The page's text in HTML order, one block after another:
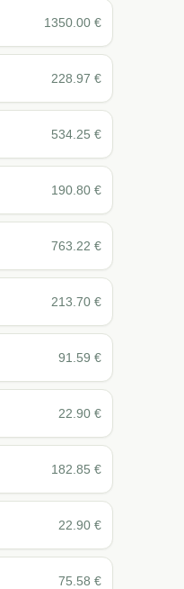
1350.00 €
228.97 €
534.25 €
190.80 €
763.22 €
213.70 €
91.59 €
22.90 €
182.85 €
22.90 €
75.58 €